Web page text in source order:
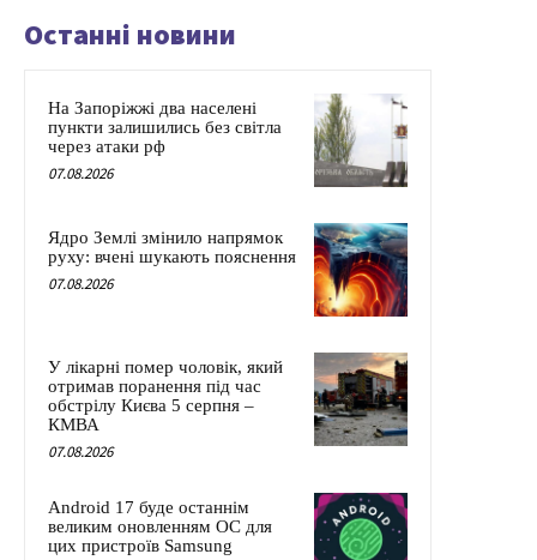
Останні новини
На Запоріжжі два населені
пункти залишились без світла
через атаки рф
07.08.2026
Ядро Землі змінило напрямок
руху: вчені шукають пояснення
07.08.2026
У лікарні помер чоловік, який
отримав поранення під час
обстрілу Києва 5 серпня –
КМВА
07.08.2026
Android 17 буде останнім
великим оновленням ОС для
цих пристроїв Samsung